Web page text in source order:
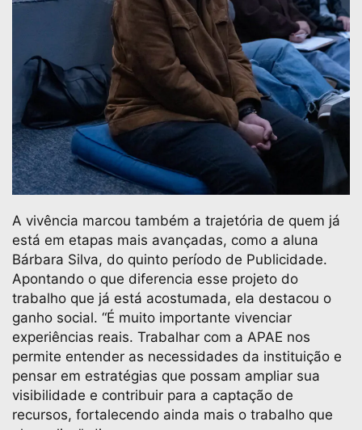
A vivência marcou também a trajetória de quem já
está em etapas mais avançadas, como a aluna
Bárbara Silva, do quinto período de Publicidade.
Apontando o que diferencia esse projeto do
trabalho que já está acostumada, ela destacou o
ganho social. “É muito importante vivenciar
experiências reais. Trabalhar com a APAE nos
permite entender as necessidades da instituição e
pensar em estratégias que possam ampliar sua
visibilidade e contribuir para a captação de
recursos, fortalecendo ainda mais o trabalho que